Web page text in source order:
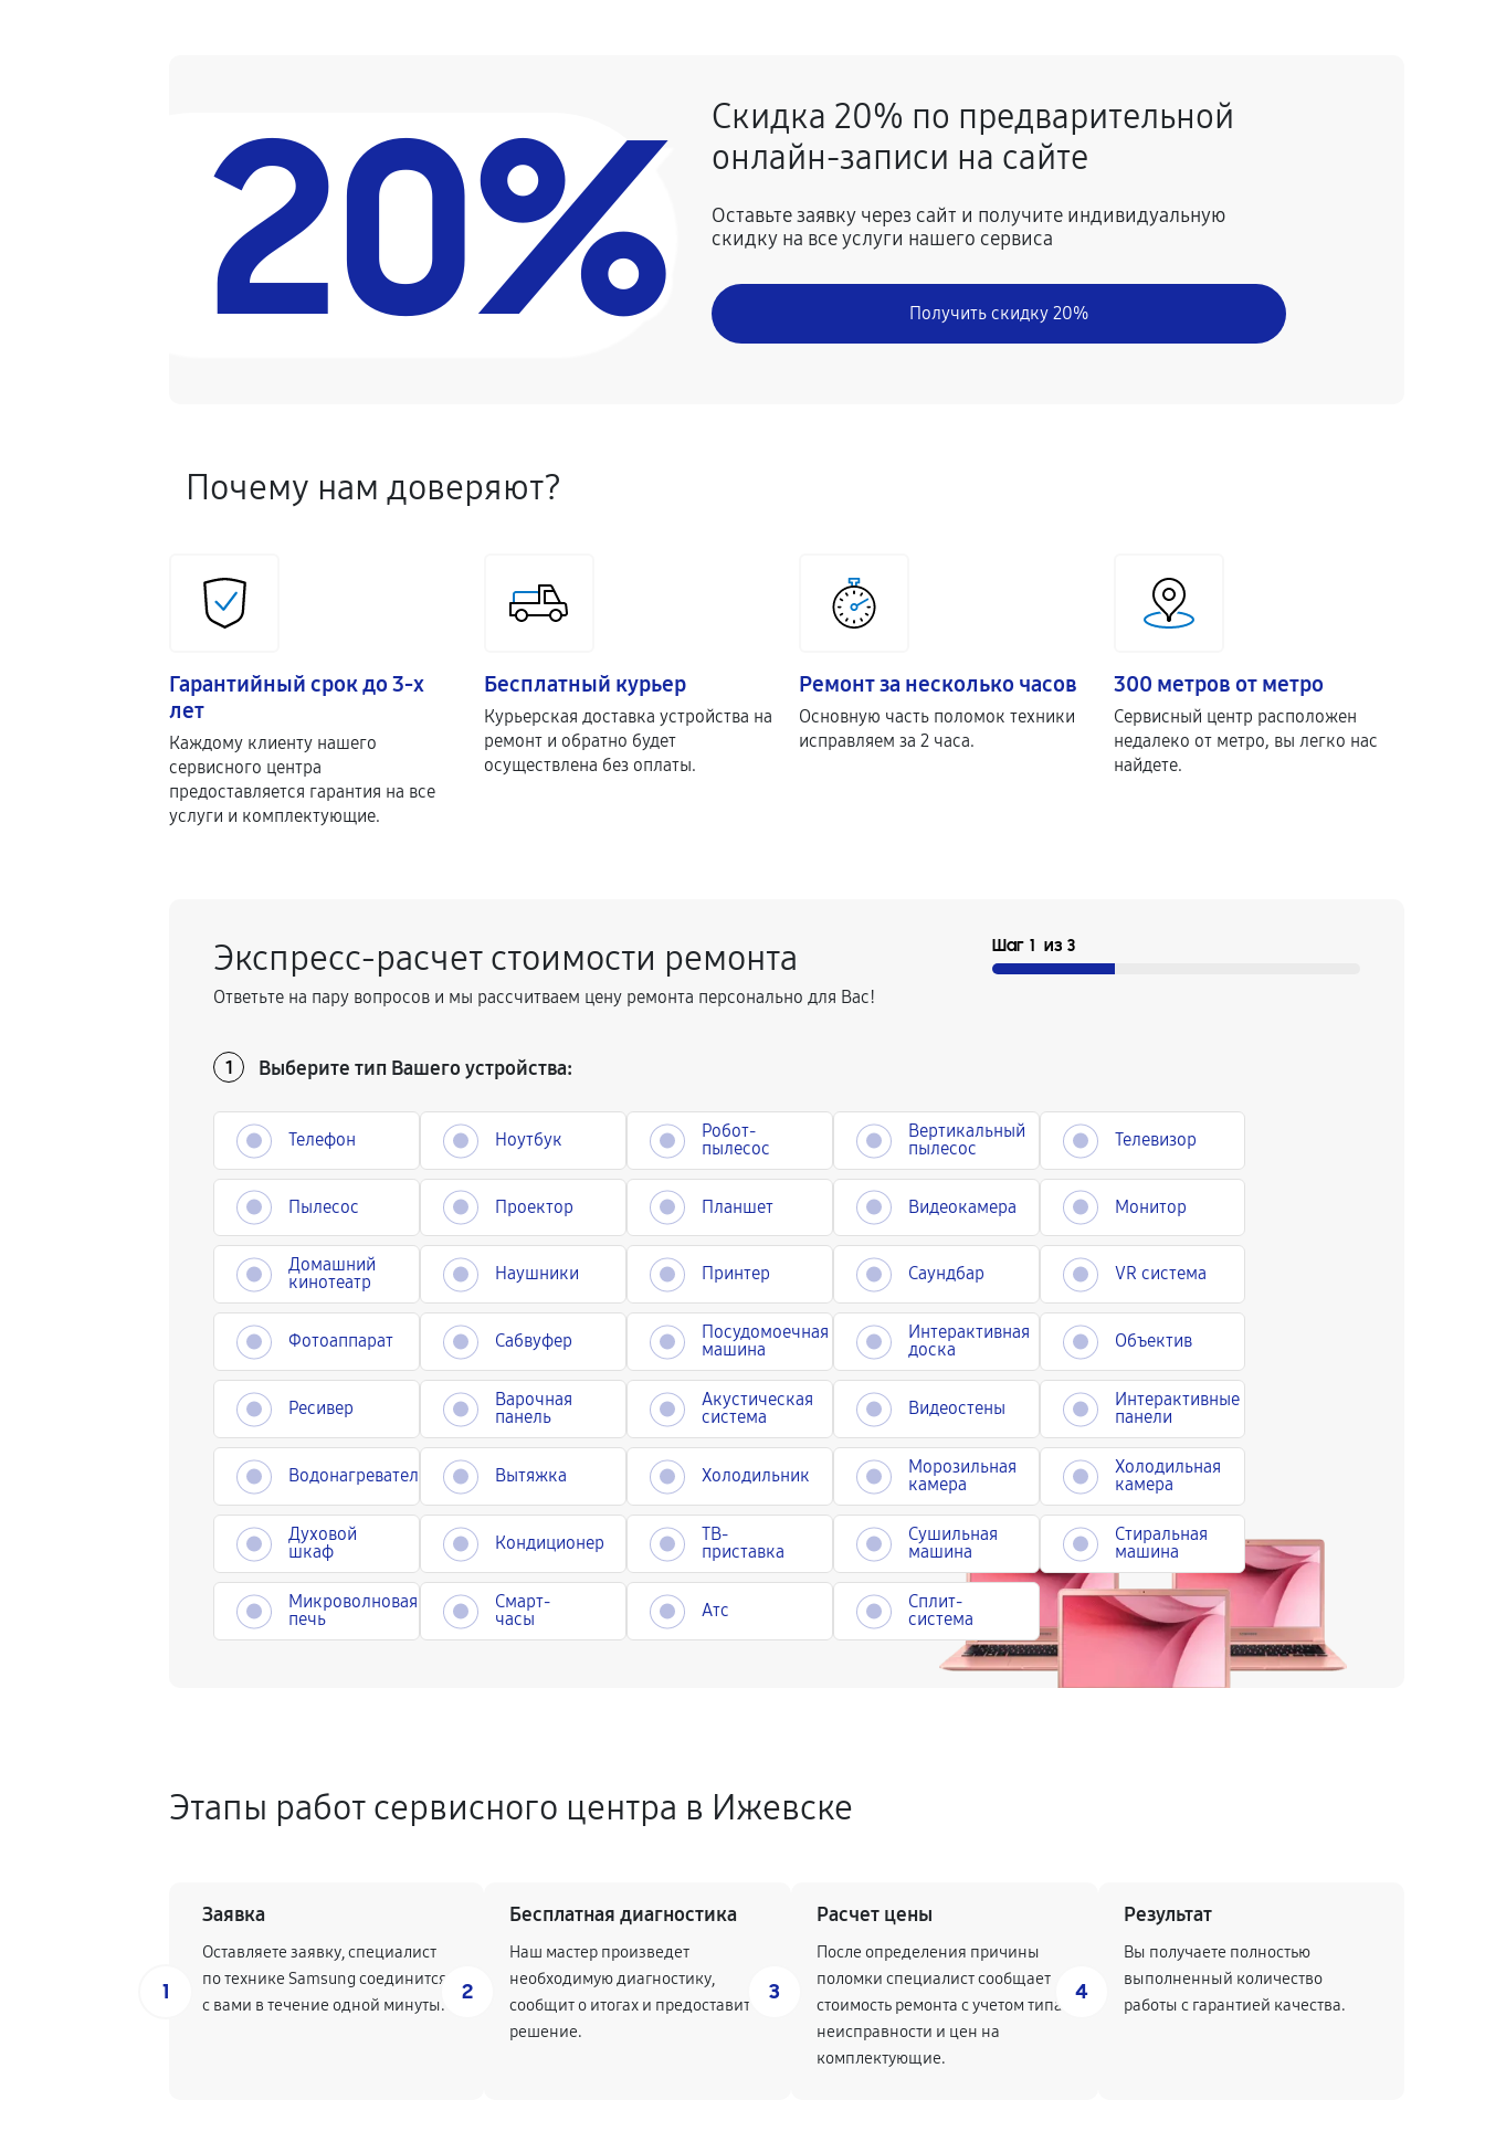
20%
Скидка 20% по предварительной
онлайн-записи на сайте
Оставьте заявку через сайт и получите индивидуальную
скидку на все услуги нашего сервиса
Получить скидку 20%
Почему нам доверяют?
Гарантийный срок до 3-х
лет
Каждому клиенту нашего
сервисного центра
предоставляется гарантия на все
услуги и комплектующие.
Бесплатный курьер
Курьерская доставка устройства на
ремонт и обратно будет
осуществлена без оплаты.
Ремонт за несколько часов
Основную часть поломок техники
исправляем за 2 часа.
300 метров от метро
Сервисный центр расположен
недалеко от метро, вы легко нас
найдете.
Экспресс-расчет стоимости ремонта
Ответьте на пару вопросов и мы рассчитваем цену ремонта персонально для Вас!
Шаг 1 из 3
1 Выберите тип Вашего устройства:
Телефон Ноутбук
Робот-
пылесос
Вертикальный
пылесос
Телевизор
Пылесос Проектор Планшет Видеокамера Монитор
Домашний
кинотеатр
Наушники Принтер Саундбар VR система
Фотоаппарат Сабвуфер
Посудомоечная
машина
Интерактивная
доска
Объектив
Ресивер
Варочная
панель
Акустическая
система
Видеостены
Интерактивные
панели
Водонагреватель Вытяжка Холодильник
Морозильная
камера
Холодильная
камера
Духовой
шкаф
Кондиционер
ТВ-
приставка
Сушильная
машина
Стиральная
машина
Микроволновая
печь
Смарт-
часы
Атс
Сплит-
система
Этапы работ сервисного центра в Ижевске
1
Заявка
Оставляете заявку, специалист
по технике Samsung соединится
с вами в течение одной минуты.
2
Бесплатная диагностика
Наш мастер произведет
необходимую диагностику,
сообщит о итогах и предоставит
решение.
3
Расчет цены
После определения причины
поломки специалист сообщает
стоимость ремонта с учетом типа
неисправности и цен на
комплектующие.
4
Результат
Вы получаете полностью
выполненный количество
работы с гарантией качества.